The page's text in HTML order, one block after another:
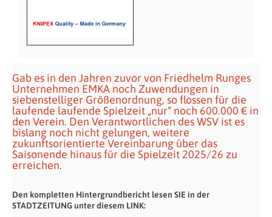
Gab es in den Jahren zuvor von Friedhelm Runges
Unternehmen EMKA noch Zuwendungen in
siebenstelliger Größenordnung, so flossen für die
laufende laufende Spielzeit „nur“ noch 600.000 € in
den Verein. Den Verantwortlichen des WSV ist es
bislang noch nicht gelungen, weitere
zukunftsorientierte Vereinbarung über das
Saisonende hinaus für die Spielzeit 2025/26 zu
erreichen.
Den kompletten Hintergrundbericht lesen SIE in der
STADTZEITUNG unter diesem LINK: